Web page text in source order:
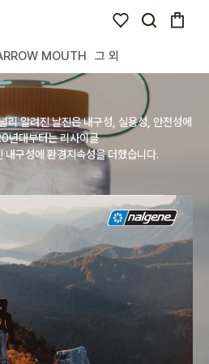
MOUTH 그 외
리 알려진 날진은 내구성, 실용성, 안전성에
년대부터는 리사이클
구성에 환경지속성을 더했습니다.